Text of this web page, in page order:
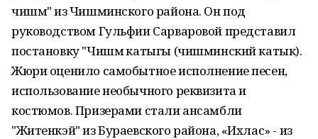
чишмә" из Чишминского района. Он под
руководством Гульфии Сарваровой представил
постановку "Чишмә катыгы (чишминский катык).
Жюри оценило самобытное исполнение песен,
использование необычного реквизита и
костюмов. Призерами стали ансамбли
"Житенкэй" из Бураевского района, «Ихлас» - из